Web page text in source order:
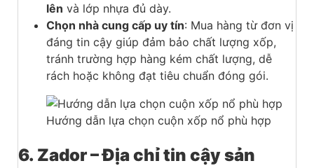
lên và lớp nhựa đủ dày.
Chọn nhà cung cấp uy tín: Mua hàng từ đơn vị
đáng tin cậy giúp đảm bảo chất lượng xốp,
tránh trường hợp hàng kém chất lượng, dễ
rách hoặc không đạt tiêu chuẩn đóng gói.
Hướng dẫn lựa chọn cuộn xốp nổ phù hợp
6. Zador – Địa chỉ tin cậy sản